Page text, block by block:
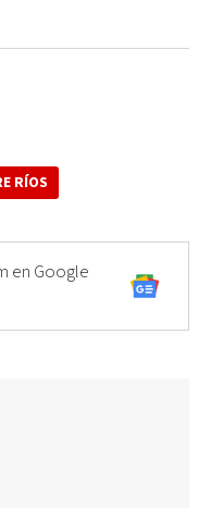
RÍOS
en Google